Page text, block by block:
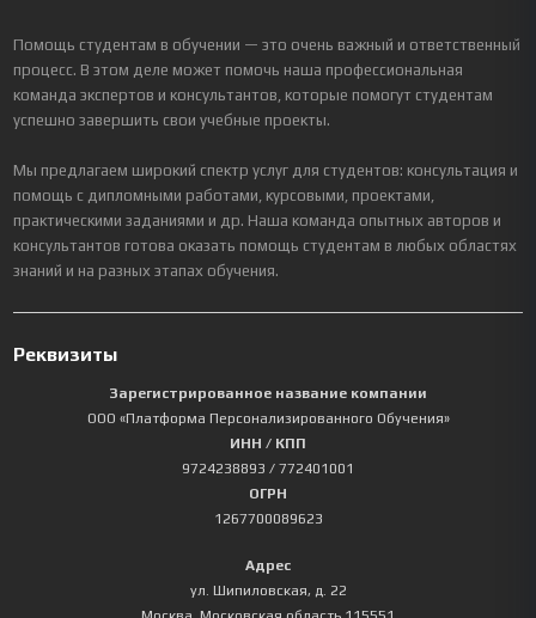
Помощь студентам в обучении — это очень важный и ответственный
процесс. В этом деле может помочь наша профессиональная
команда экспертов и консультантов, которые помогут студентам
успешно завершить свои учебные проекты.
Мы предлагаем широкий спектр услуг для студентов: консультация и
помощь с дипломными работами, курсовыми, проектами,
практическими заданиями и др. Наша команда опытных авторов и
консультантов готова оказать помощь студентам в любых областях
знаний и на разных этапах обучения.
Реквизиты
Зарегистрированное название компании
ООО «Платформа Персонализированного Обучения»
ИНН / КПП
9724238893 / 772401001
ОГРН
1267700089623
Адрес
ул. Шипиловская, д. 22